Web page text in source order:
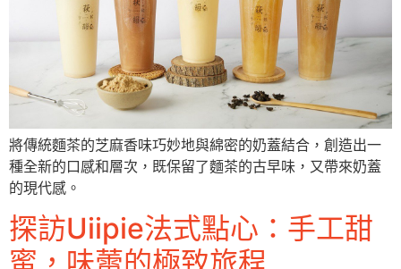
將傳統麵茶的芝麻香味巧妙地與綿密的奶蓋結合，創造出一
種全新的口感和層次，既保留了麵茶的古早味，又帶來奶蓋
的現代感。
探訪Uiipie法式點心：手工甜